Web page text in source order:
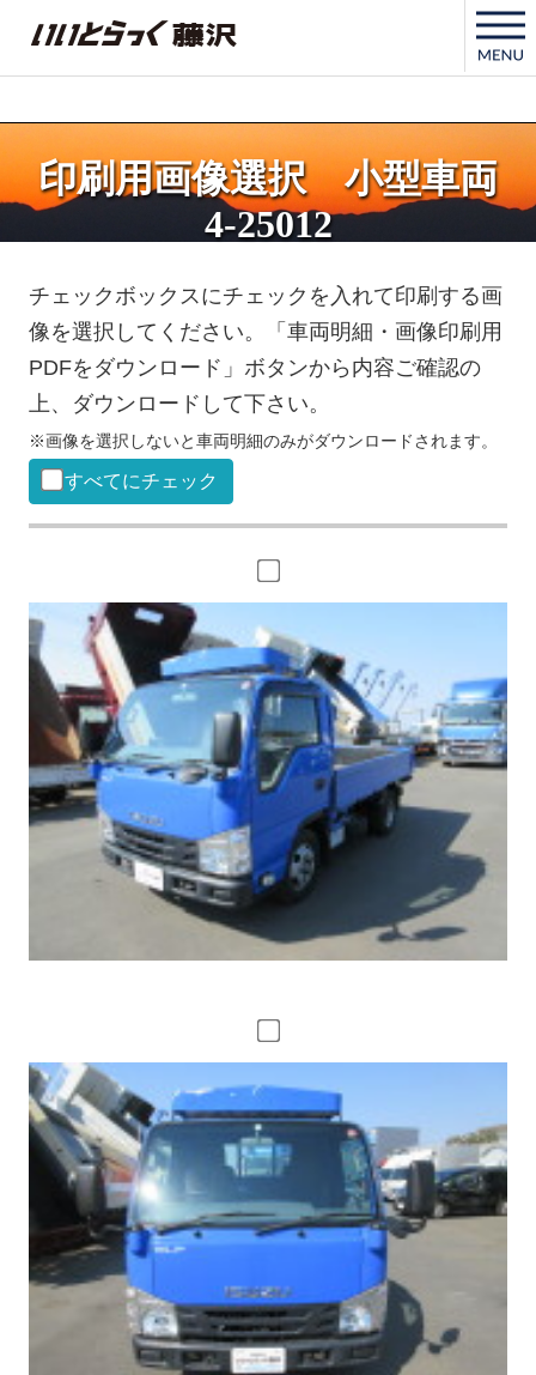
いいとらっく藤沢
印刷用画像選択 小型車両
4-25012
チェックボックスにチェックを入れて印刷する画
像を選択してください。「車両明細・画像印刷用
PDFをダウンロード」ボタンから内容ご確認の
上、ダウンロードして下さい。
※画像を選択しないと車両明細のみがダウンロードされます。
すべてにチェック